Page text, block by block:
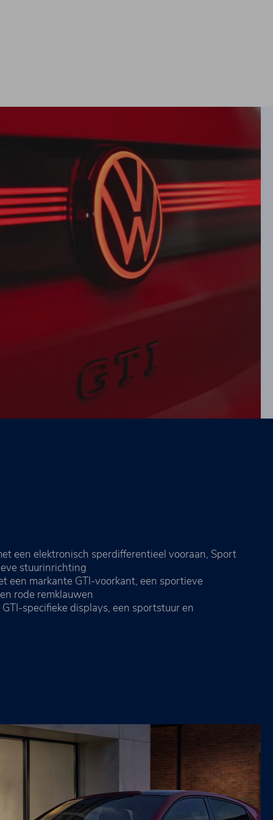
een elektronisch sperdifferentieel vooraan, Sport
stuurinrichting
een markante GTI-voorkant, een sportieve
rode remklauwen
specifieke displays, een sportstuur en